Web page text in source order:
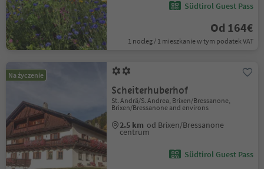
Südtirol Guest Pass
Od 164€
1 nocleg / 1 mieszkanie w tym podatek VAT
Na życzenie
Scheiterhuberhof
St. Andrä/S. Andrea, Brixen/Bressanone,
Brixen/Bressanone and environs
2.5 km od Brixen/Bressanone
centrum
Südtirol Guest Pass